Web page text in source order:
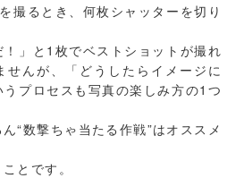
撮るとき、何枚シャッターを切り
」と1枚でベストショットが撮れ
せんが、「どうしたらイメージに
プロセスも写真の楽しみ方の1つ
“数撃ちゃ当たる作戦”はオススメ
とです。